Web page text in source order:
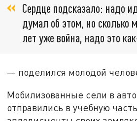
Сердце подсказало: надо
думал об этом, но сколько
лет уже война, надо это
— поделился молодой
Мобилизованные сели в
отправились в учебную